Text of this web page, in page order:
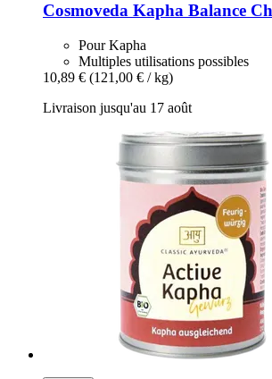
Cosmoveda Kapha Balance
Pour Kapha
Multiples utilisations possibles
10,89 € (121,00 € / kg)
Livraison jusqu'au 17 août